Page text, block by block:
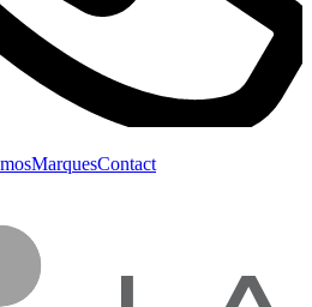
MarquesContact